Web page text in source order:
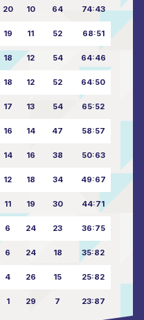
20 10 64 74:43
19 11 52 68:51
18 12 54 64:46
18 12 52 64:50
17 13 54 65:52
16 14 47 58:57
14 16 38 50:63
12 18 34 49:67
11 19 30 44:71
6 24 23 36:75
6 24 18 35:82
4 26 15 25:82
1 29 7 23:87